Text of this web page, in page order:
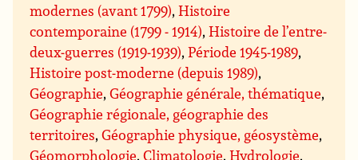
modernes (avant 1799),Histoire
contemporaine (1799 - 1914),Histoire de l’entre-
deux-guerres (1919-1939),Période 1945-1989,
Histoire post-moderne (depuis 1989),
Géographie,Géographie générale, thématique,
Géographie régionale, géographie des
territoires,Géographie physique, géosystème,
Géomorphologie,Climatologie,Hydrologie,